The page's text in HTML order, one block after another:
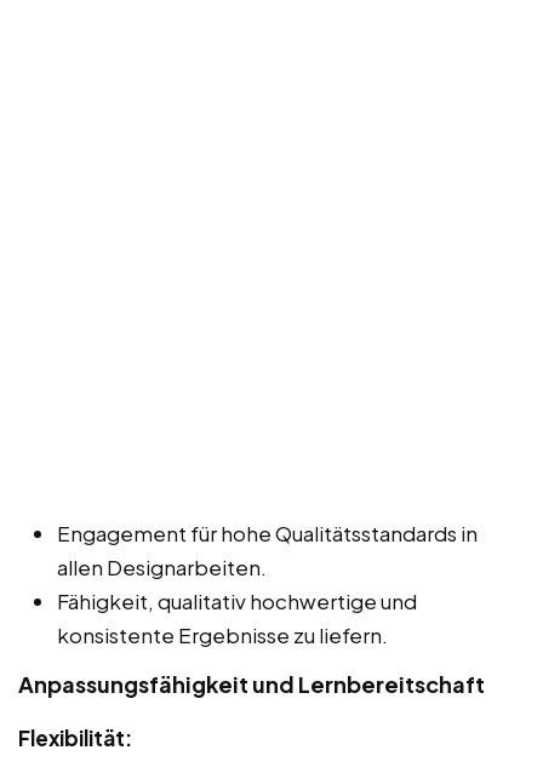
Engagement für hohe Qualitätsstandards in
allen Designarbeiten.
Fähigkeit, qualitativ hochwertige und
konsistente Ergebnisse zu liefern.
Anpassungsfähigkeit und Lernbereitschaft
Flexibilität: